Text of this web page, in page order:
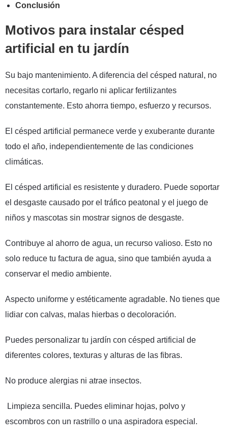
Conclusión
Motivos para instalar césped
artificial en tu jardín
Su bajo mantenimiento. A diferencia del césped natural, no
necesitas cortarlo, regarlo ni aplicar fertilizantes
constantemente. Esto ahorra tiempo, esfuerzo y recursos.
El césped artificial permanece verde y exuberante durante
todo el año, independientemente de las condiciones
climáticas.
El césped artificial es resistente y duradero. Puede soportar
el desgaste causado por el tráfico peatonal y el juego de
niños y mascotas sin mostrar signos de desgaste.
Contribuye al ahorro de agua, un recurso valioso. Esto no
solo reduce tu factura de agua, sino que también ayuda a
conservar el medio ambiente.
Aspecto uniforme y estéticamente agradable. No tienes que
lidiar con calvas, malas hierbas o decoloración.
Puedes personalizar tu jardín con césped artificial de
diferentes colores, texturas y alturas de las fibras.
No produce alergias ni atrae insectos.
Limpieza sencilla. Puedes eliminar hojas, polvo y
escombros con un rastrillo o una aspiradora especial.